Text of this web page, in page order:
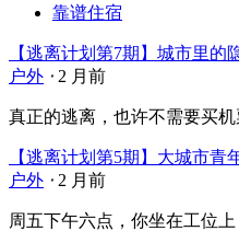
靠谱住宿
【逃离计划第7期】城市里
户外 ⋅ 2 月前
真正的逃离，也许不需要买
【逃离计划第5期】大城市
户外 ⋅ 2 月前
周五下午六点，你坐在工位